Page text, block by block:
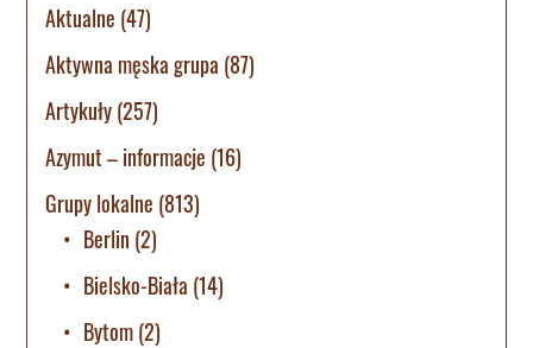
Aktualne (47)
Aktywna męska grupa (87)
Artykuły(257)
Azymut – informacje (16)
Grupy lokalne (813)
Berlin (2)
Bielsko-Biała (14)
Bytom(2)